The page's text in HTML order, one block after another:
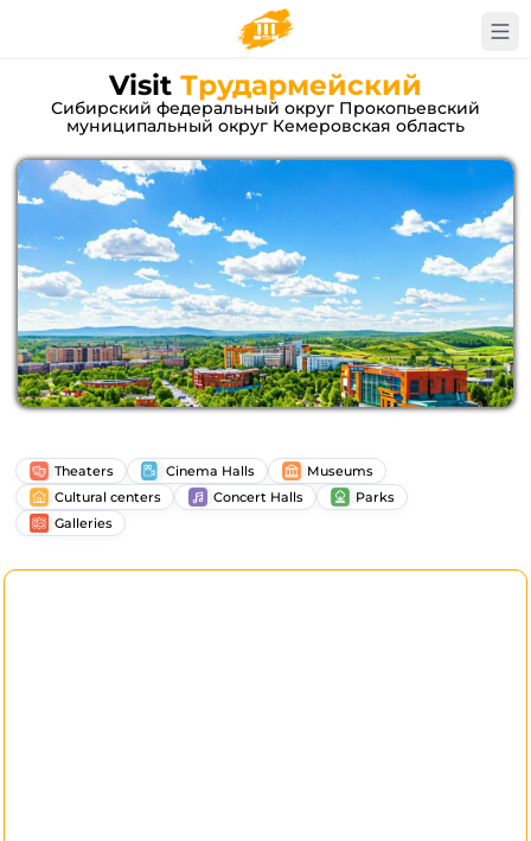
Visit Трудармейский
Сибирский федеральный округ Прокопьевский
муниципальный округ Кемеровская область
Theaters Cinema Halls
Museums
Cultural centers
Concert Halls
Parks
Galleries